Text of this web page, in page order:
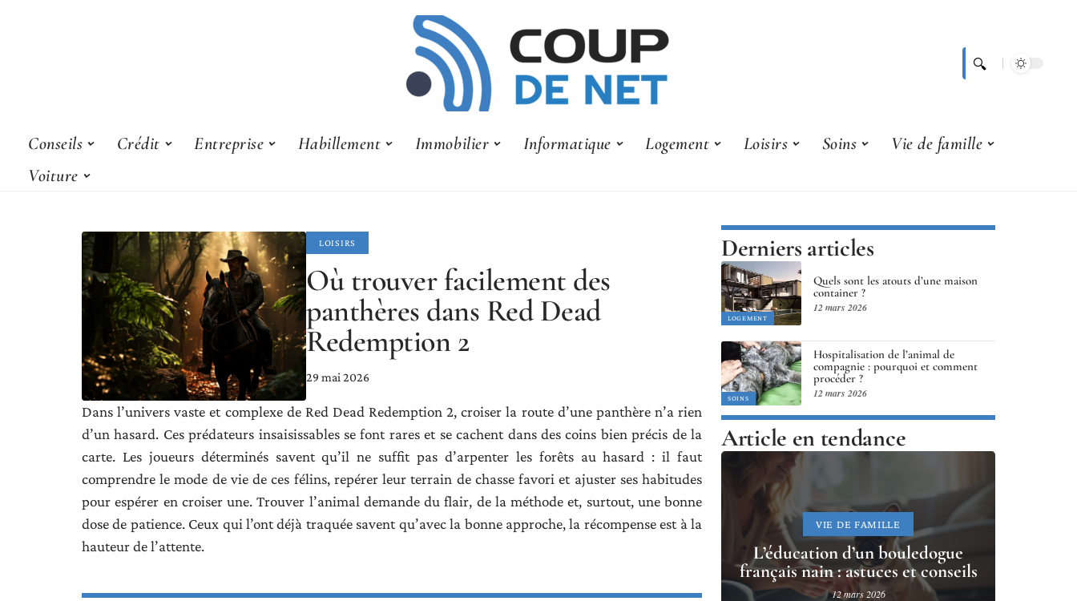
Conseils Crédit Entreprise Habillement Immobilier Informatique Logement Loisirs Soins
Vie de famille
Voiture
LOISIRS
Où trouver facilement des
panthères dans Red Dead
Redemption 2
29 mai 2026
Dans l’univers vaste et complexe de Red Dead Redemption 2, croiser la route d’une panthère n’a rien
d’un hasard. Ces prédateurs insaisissables se font rares et se cachent dans des coins bien précis de la
carte. Les joueurs déterminés savent qu’il ne suffit pas d’arpenter les forêts au hasard : il faut
comprendre le mode de vie de ces félins, repérer leur terrain de chasse favori et ajuster ses habitudes
pour espérer en croiser une. Trouver l’animal demande du flair, de la méthode et, surtout, une bonne
dose de patience. Ceux qui l’ont déjà traquée savent qu’avec la bonne approche, la récompense est à la
hauteur de l’attente.
Derniers articles
LOGEMENT
Quels sont les atouts d’une maison
container ?
12 mars 2026
SOINS
Hospitalisation de l’animal de
compagnie : pourquoi et comment
procéder ?
12 mars 2026
Article en tendance
VIE DE FAMILLE
L’éducation d’un bouledogue
français nain : astuces et conseils
12 mars 2026